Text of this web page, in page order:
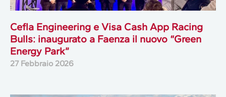
Cefla Engineering e Visa Cash App Racing
Bulls: inaugurato a Faenza il nuovo “Green
Energy Park”
27 Febbraio 2026